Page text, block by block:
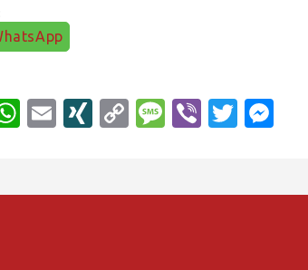
WhatsApp
EmailXINGCopyMessage
Viber